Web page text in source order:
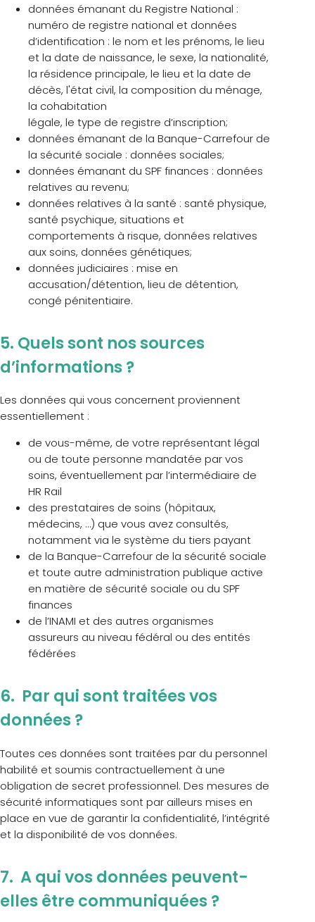
données émanant du Registre National :
numéro de registre national et données
d’identification : le nom et les prénoms, le lieu
et la date de naissance, le sexe, la nationalité,
la résidence principale, le lieu et la date de
décès, l'état civil, la composition du ménage,
la cohabitation
légale, le type de registre d’inscription;
données émanant de la Banque-Carrefour de
la sécurité sociale : données sociales;
données émanant du SPF finances : données
relatives au revenu;
données relatives à la santé : santé physique,
santé psychique, situations et
comportements à risque, données relatives
aux soins, données génétiques;
données judiciaires : mise en
accusation/détention, lieu de détention,
congé pénitentiaire.
5. Quels sont nos sources
d’informations ?
Les données qui vous concernent proviennent
essentiellement :
de vous-même, de votre représentant légal
ou de toute personne mandatée par vos
soins, éventuellement par l’intermédiaire de
HR Rail
des prestataires de soins (hôpitaux,
médecins, …) que vous avez consultés,
notamment via le système du tiers payant
de la Banque-Carrefour de la sécurité sociale
et toute autre administration publique active
en matière de sécurité sociale ou du SPF
finances
de l’INAMI et des autres organismes
assureurs au niveau fédéral ou des entités
fédérées
6. Par qui sont traitées vos
données ?
Toutes ces données sont traitées par du personnel
habilité et soumis contractuellement à une
obligation de secret professionnel. Des mesures de
sécurité informatiques sont par ailleurs mises en
place en vue de garantir la confidentialité, l’intégrité
et la disponibilité de vos données.
7. A qui vos données peuvent-
elles être communiquées ?